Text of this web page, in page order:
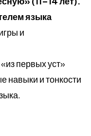
языка
и
первых уст»
навыки и тонкости